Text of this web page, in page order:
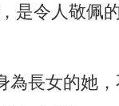
是令人敬佩的
為長女的她